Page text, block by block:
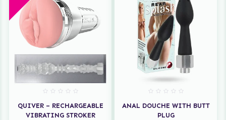
QUIVER – RECHARGEABLE
VIBRATING STROKER
ANAL DOUCHE WITH BUTT
PLUG